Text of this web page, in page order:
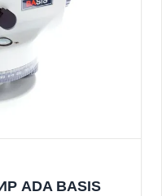
ADA BASIS